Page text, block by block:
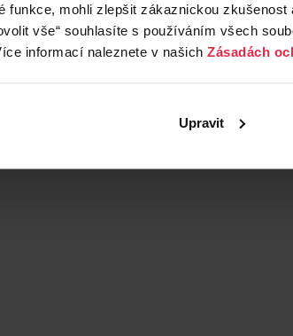
funkce, mohli zlepšit zákaznickou
vše“ souhlasíte s používáním všech
informací naleznete v našich Zásadách
Upravit